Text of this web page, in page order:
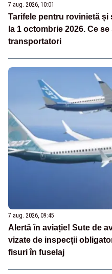
7 aug. 2026, 10:01
Tarifele pentru rovinietă și
la 1 octombrie 2026. Ce
transportatori
7 aug. 2026, 09:45
Alertă în aviație! Sute de
vizate de inspecții
fisuri în fuselaj